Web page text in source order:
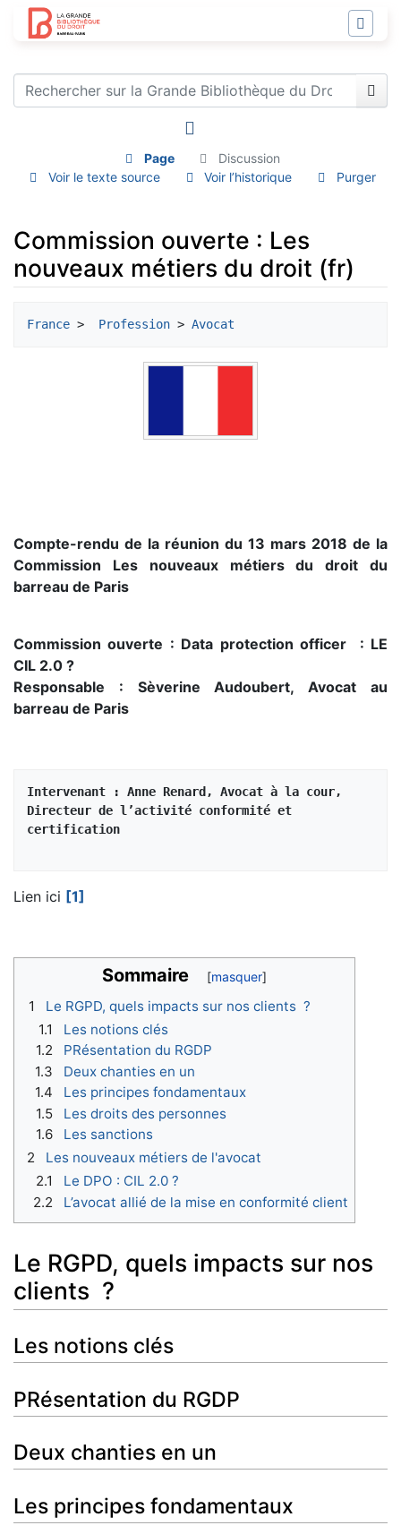
Page
Discussion
Voir le texte source
Voir l’historique Purger
Commission ouverte : Les
nouveaux métiers du droit (fr)
France > Profession > Avocat
Compte-rendu de la réunion du 13 mars 2018 de la
Commission Les nouveaux métiers du droit du
barreau de Paris
Commission ouverte : Data protection officer : LE
CIL 2.0 ?
Responsable : Sèverine Audoubert, Avocat au
barreau de Paris
Intervenant : Anne Renard, Avocat à la cour,
Directeur de l’activité conformité et
certification
Lien ici [1]
Sommaire
1
Le RGPD, quels impacts sur nos clients ?
1.1
Les notions clés
1.2
PRésentation du RGDP
1.3
Deux chanties en un
1.4
Les principes fondamentaux
1.5
Les droits des personnes
1.6
Les sanctions
2
Les nouveaux métiers de l'avocat
2.1
Le DPO : CIL 2.0 ?
2.2
L’avocat allié de la mise en conformité client
Le RGPD, quels impacts sur nos
clients ?
Les notions clés
PRésentation du RGDP
Deux chanties en un
Les principes fondamentaux